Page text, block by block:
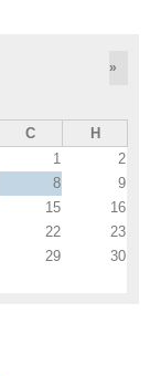
»
С
Н
1
2
8
9
15
16
22
23
29
30